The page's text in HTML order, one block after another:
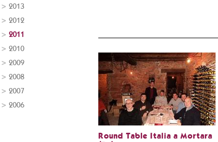
2013
2012
2011
2010
2009
2008
2007
2006
Round Table Italia a Mortara